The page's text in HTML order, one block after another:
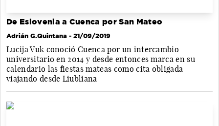
De Eslovenia a Cuenca por San Mateo
Adrián G.Quintana - 21/09/2019
Lucija Vuk conoció Cuenca por un intercambio
universitario en 2014 y desde entonces marca en su
calendario las fiestas mateas como cita obligada
viajando desde Liubliana